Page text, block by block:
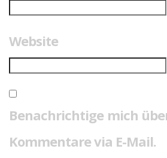
Website
Benachrichtige mich
Kommentare via E-Mail.